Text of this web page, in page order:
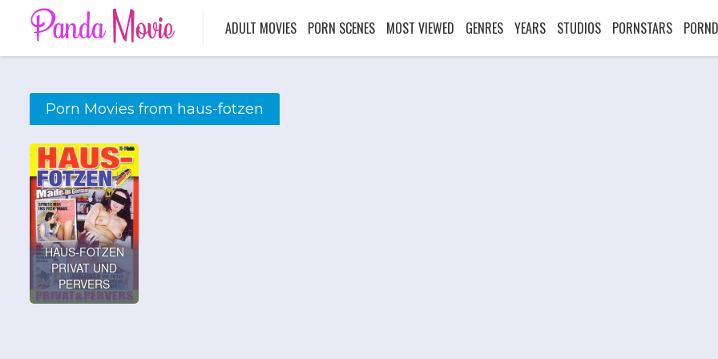
ADULT MOVIES PORN SCENES MOST VIEWED GENRES YEARS STUDIOS PORNSTARS
Porn Movies from haus-fotzen
HAUS-FOTZEN
PRIVAT UND
PERVERS